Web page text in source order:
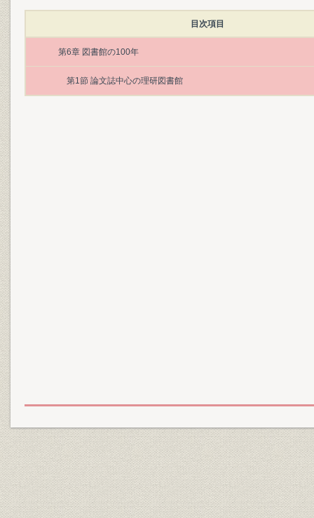
目次項目
第6章 図書館の100年
第1節 論文誌中心の理研図書館